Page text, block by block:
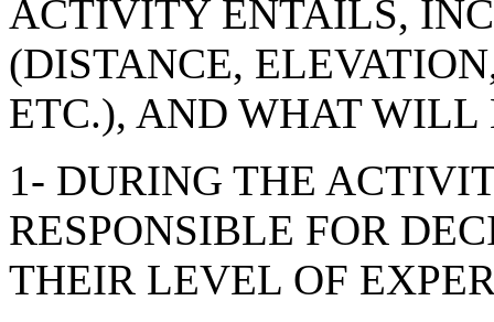
ACTIVITY ENTAILS,
(DISTANCE,
ETC.), AND WHAT
1- DURING THE
RESPONSIBLE FOR
THEIR LEVEL OF